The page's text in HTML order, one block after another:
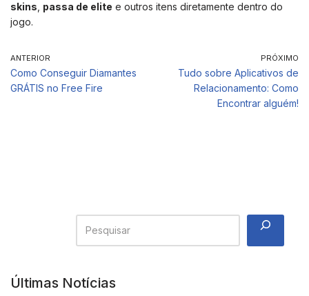
skins passa de elite e outros itens diretamente dentro do
jogo.
ANTERIOR
Como Conseguir Diamantes
GRÁTIS no Free Fire
PRÓXIMO
Tudo sobre Aplicativos de
Relacionamento: Como
Encontrar alguém!
Últimas Notícias